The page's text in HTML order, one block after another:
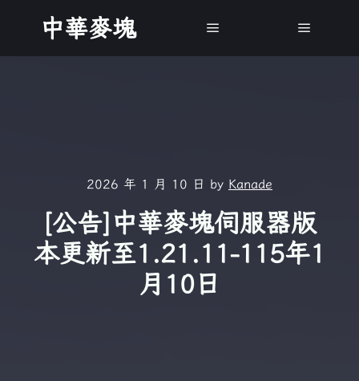
中華麥塊
2026 年 1 月 10 日 by Kanade
[公告]中華麥塊伺服器版
本更新至1.21.11-115年1
月10日